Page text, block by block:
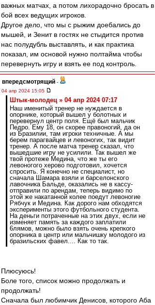
важных матчах, а потом лихорадочно бросать в
бой всех ведущих игроков.
Другое дело, что мы с рыжим доебались до
мышей, и Зенит в гостях не стыдится против
нас полудубль выставлять, и как практика
показал, им основой нужно полтайма чтобы
перевернуть игру и взять ее под контроль.
впередсмотрящий -
04 апр 2024 15:05
Штык-молодец » 04 апр 2024 07:17
Наш именитый тренер не нуждается в
опорнике, который вышел у болотных и
перевернул центр поля. Ещё был мальчик
Педро. Ему 18, он скорее правоногий, да он
из Бразилии, там игроки техничные. А мы
берем парагвайцев и левоногих, так видит
тренер. А после матча тренер сказал, что
вышедшие игру не усилили. Так вышел же
твой протеже Медина, что же ты его
левоногого херово подготовил, хочется
спросить. Я конечно не специалист, но
сначала Шамара взяли и барселонского
лавочника Бальде, оказались не в кассу-
отправили по арендам, теперь видимо по
этой же накатанной колее поедут левоногие
Рябчук и Медина. Как дорого нам обходятся
эксперименты этого футбольного студента.
На деньги потраченные на этих двух, если не
изменяет память за каждого заплатили
6лямов, можно было взять очень крепкого
опорника в центр или мальчишку молодого из
бразильских фавел.... Как то так.
Плюсуюсь!
Боле того, список можно продолжать и
продолжать!
Сначала был любимчик Денисов, которого Аба